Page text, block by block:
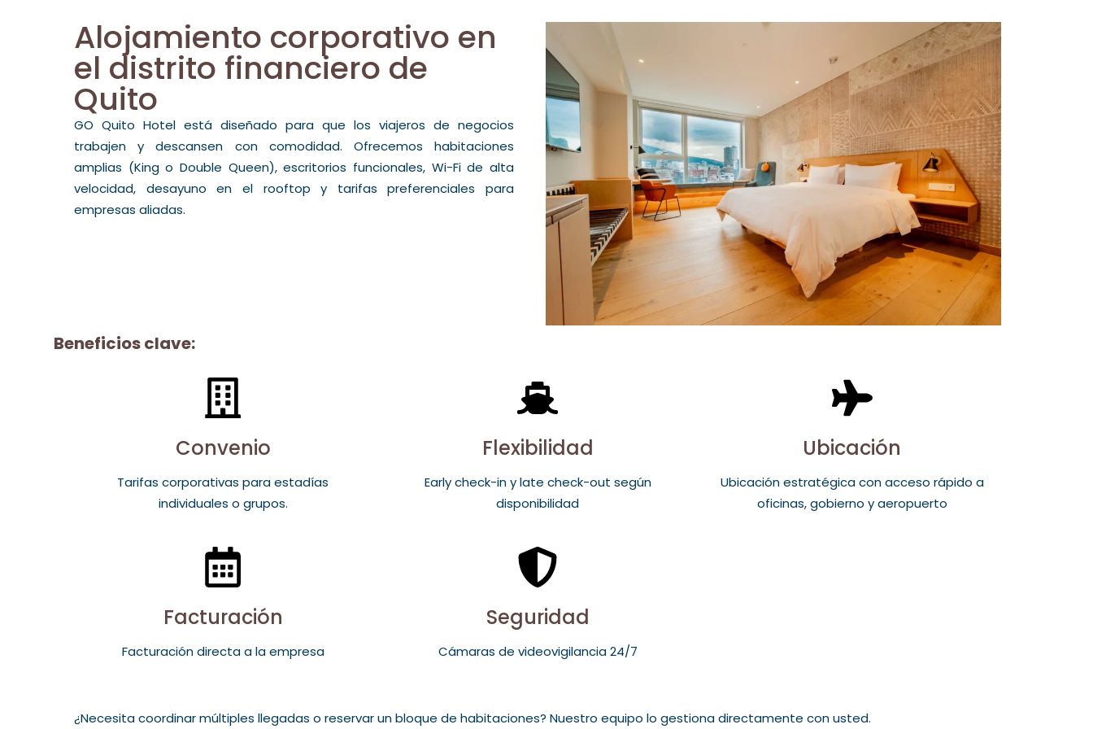
Alojamiento corporativo en
el distrito financiero de
Quito
GO Quito Hotel está diseñado para que los viajeros de negocios
trabajen y descansen con comodidad. Ofrecemos habitaciones
amplias (King o Double Queen), escritorios funcionales, Wi-Fi de alta
velocidad, desayuno en el rooftop y tarifas preferenciales para
empresas aliadas.
Beneficios clave:
Convenio
Tarifas corporativas para estadías
individuales o grupos.
Flexibilidad
Early check-in y late check-out según
disponibilidad
Ubicación
Ubicación estratégica con acceso rápido a
oficinas, gobierno y aeropuerto
Facturación
Facturación directa a la empresa
Seguridad
Cámaras de videovigilancia 24/7
¿Necesita coordinar múltiples llegadas o reservar un bloque de habitaciones? Nuestro equipo lo gestiona directamente con usted.